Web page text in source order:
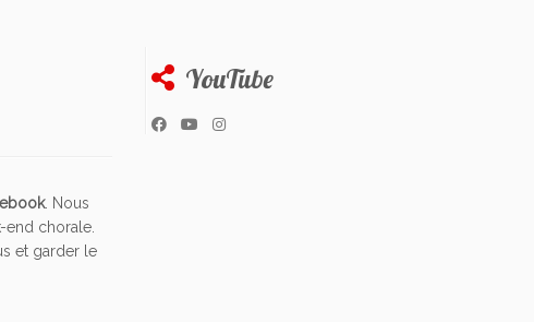
. Nous
end chorale.
et garder le
YouTube